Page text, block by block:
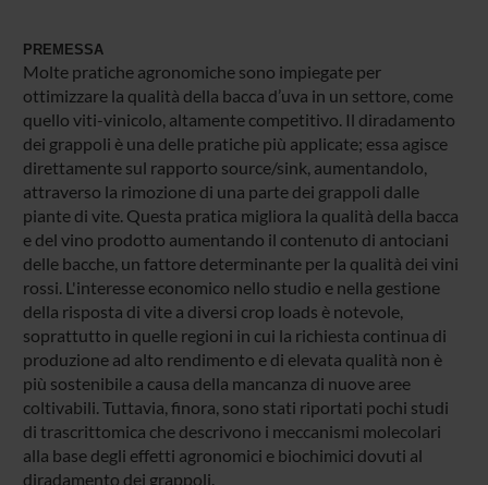
PREMESSA
Molte pratiche agronomiche sono impiegate per
ottimizzare la qualità della bacca d’uva in un settore, come
quello viti-vinicolo, altamente competitivo. Il diradamento
dei grappoli è una delle pratiche più applicate; essa agisce
direttamente sul rapporto source/sink, aumentandolo,
attraverso la rimozione di una parte dei grappoli dalle
piante di vite. Questa pratica migliora la qualità della bacca
e del vino prodotto aumentando il contenuto di antociani
delle bacche, un fattore determinante per la qualità dei vini
rossi. L'interesse economico nello studio e nella gestione
della risposta di vite a diversi crop loads è notevole,
soprattutto in quelle regioni in cui la richiesta continua di
produzione ad alto rendimento e di elevata qualità non è
più sostenibile a causa della mancanza di nuove aree
coltivabili. Tuttavia, finora, sono stati riportati pochi studi
di trascrittomica che descrivono i meccanismi molecolari
alla base degli effetti agronomici e biochimici dovuti al
diradamento dei grappoli.